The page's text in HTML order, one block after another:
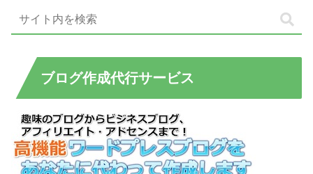
ブログ作成代行サービス